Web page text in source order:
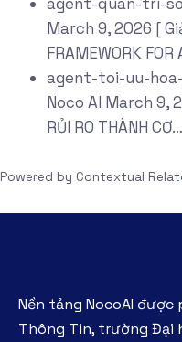
March 9, 2026 [
FRAMEWORK
agent-toi-uu-
Noco AI March 9,
RỦI RO THÀNH CƠ…
Powered by Contextual
Nền tảng NocoAI
Thông Tin, trường Đại